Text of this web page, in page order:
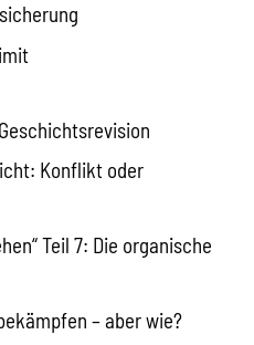
Konflikt oder
Teil 7: Die organische
– aber wie?